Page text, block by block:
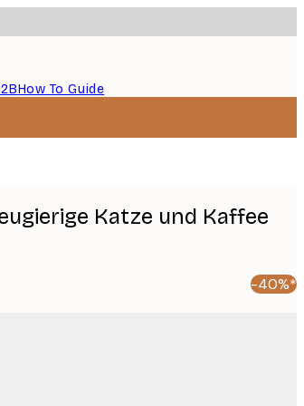
How To Guide
Katze und Kaffee
-40%*